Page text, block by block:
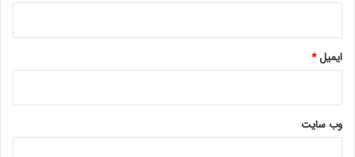
ایمیل*
وب‌ سایت